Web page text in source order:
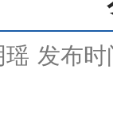
瑶 发布